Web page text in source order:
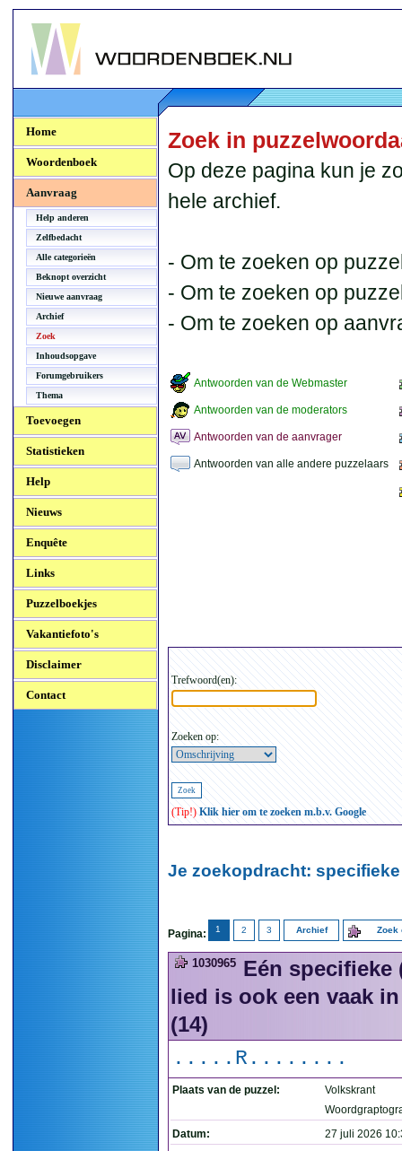
Woordenboek.NU
Home
Woordenboek
Aanvraag
Help anderen
Zelfbedacht
Alle categorieën
Beknopt overzicht
Nieuwe aanvraag
Archief
Zoek
Inhoudsopgave
Forumgebruikers
Thema
Toevoegen
Statistieken
Help
Nieuws
Enquête
Links
Puzzelboekjes
Vakantiefoto's
Disclaimer
Contact
Zoek in
Op deze pagina kun je
hele archief.
- Om te zoeken op
- Om te zoeken op
- Om te zoeken op
Antwoorden van de Webmaster
Antwoorden van de moderators
Antwoorden van de aanvrager
Antwoorden van alle andere puzzelaars
Trefwoord(en):
Zoeken op:
(Tip!) Klik hier om te zoeken m.b.v. Google
Je zoekopdracht: specifieke
Pagina: 1 2 3 Archief Zoek
1030965 Eén specifieke
lied is ook een vaak
(14)
.....R........
Plaats van de puzzel:
Volkskrant
Datum:
27 juli 2026